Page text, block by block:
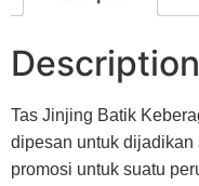
Description
Tas Jinjing Batik
dipesan untuk
promosi untuk suatu